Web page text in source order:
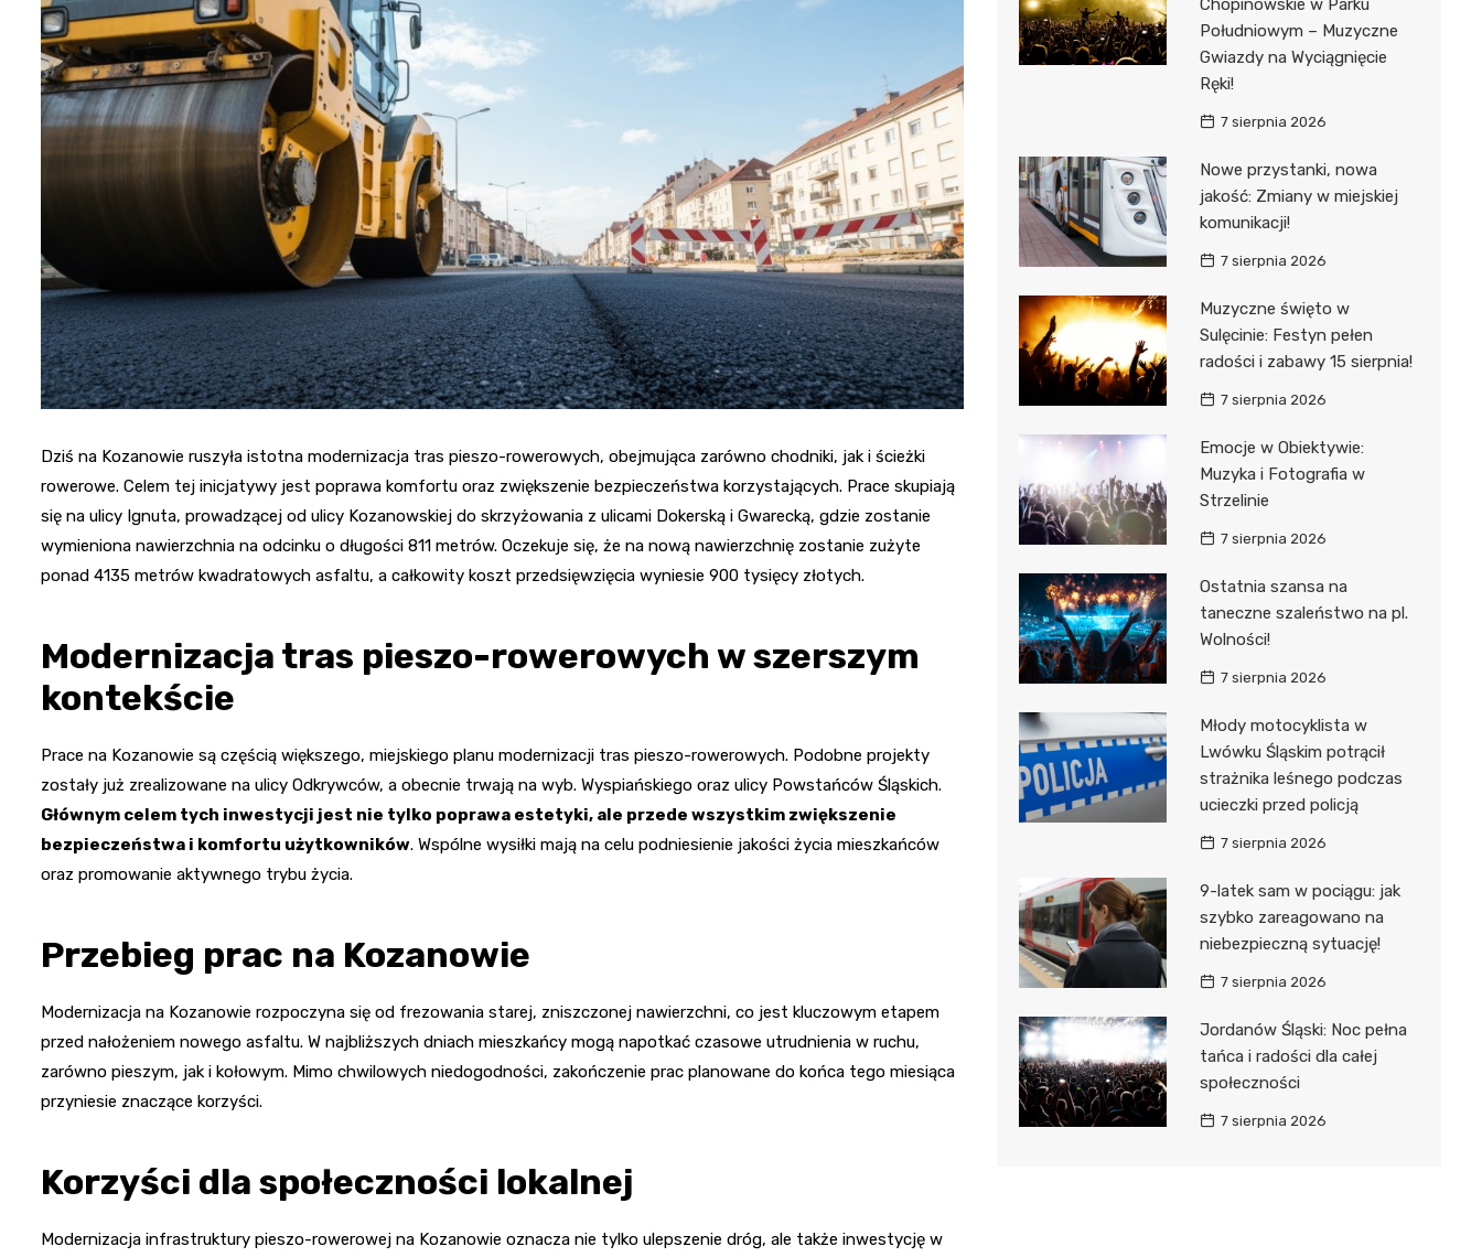
Poczta
Dziś na Kozanowie ruszyła istotna modernizacja tras pieszo-rowerowych, obejmująca zarówno chodniki, jak i ścieżki
rowerowe. Celem tej inicjatywy jest poprawa komfortu oraz zwiększenie bezpieczeństwa korzystających. Prace skupiają
się na ulicy Ignuta, prowadzącej od ulicy Kozanowskiej do skrzyżowania z ulicami Dokerską i Gwarecką, gdzie zostanie
wymieniona nawierzchnia na odcinku o długości 811 metrów. Oczekuje się, że na nową nawierzchnię zostanie zużyte
ponad 4135 metrów kwadratowych asfaltu, a całkowity koszt przedsięwzięcia wyniesie 900 tysięcy złotych.
Modernizacja tras pieszo-rowerowych w szerszym
kontekście
Prace na Kozanowie są częścią większego, miejskiego planu modernizacji tras pieszo-rowerowych. Podobne projekty
zostały już zrealizowane na ulicy Odkrywców, a obecnie trwają na wyb. Wyspiańskiego oraz ulicy Powstańców Śląskich.
Głównym celem tych inwestycji jest nie tylko poprawa estetyki, ale przede wszystkim zwiększenie
bezpieczeństwa i komfortu użytkowników. Wspólne wysiłki mają na celu podniesienie jakości życia mieszkańców
oraz promowanie aktywnego trybu życia.
Przebieg prac na Kozanowie
Modernizacja na Kozanowie rozpoczyna się od frezowania starej, zniszczonej nawierzchni, co jest kluczowym etapem
przed nałożeniem nowego asfaltu. W najbliższych dniach mieszkańcy mogą napotkać czasowe utrudnienia w ruchu,
zarówno pieszym, jak i kołowym. Mimo chwilowych niedogodności, zakończenie prac planowane do końca tego miesiąca
przyniesie znaczące korzyści.
Korzyści dla społeczności lokalnej
Modernizacja infrastruktury pieszo-rowerowej na Kozanowie oznacza nie tylko ulepszenie dróg, ale także inwestycję w
Chopinowskie w Parku
Południowym – Muzyczne
Gwiazdy na Wyciągnięcie
Ręki!
7 sierpnia 2026
Nowe przystanki, nowa
jakość: Zmiany w miejskiej
komunikacji!
7 sierpnia 2026
Muzyczne święto w
Sulęcinie: Festyn pełen
radości i zabawy 15 sierpnia!
7 sierpnia 2026
Emocje w Obiektywie:
Muzyka i Fotografia w
Strzelinie
7 sierpnia 2026
Ostatnia szansa na
taneczne szaleństwo na pl.
Wolności!
7 sierpnia 2026
Młody motocyklista w
Lwówku Śląskim potrącił
strażnika leśnego podczas
ucieczki przed policją
7 sierpnia 2026
9-latek sam w pociągu: jak
szybko zareagowano na
niebezpieczną sytuację!
7 sierpnia 2026
Jordanów Śląski: Noc pełna
tańca i radości dla całej
społeczności
7 sierpnia 2026